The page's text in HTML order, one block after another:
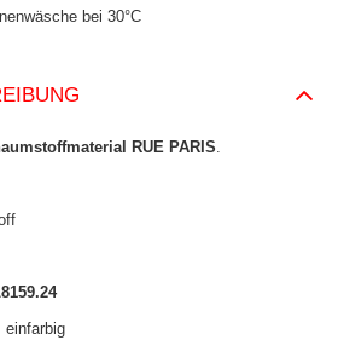
bei 30°C
RUE PARIS.
einfarbig